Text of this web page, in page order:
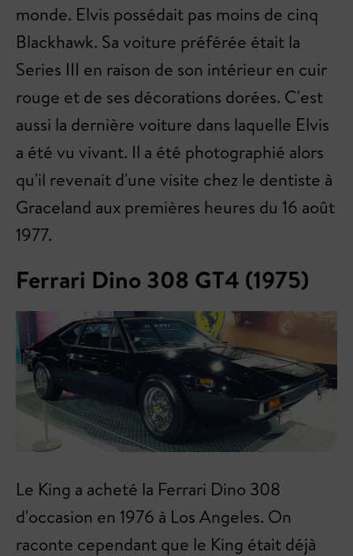
monde. Elvis possédait pas moins de cinq
Blackhawk. Sa voiture préférée était la
Series III en raison de son intérieur en cuir
rouge et de ses décorations dorées. C'est
aussi la dernière voiture dans laquelle Elvis
a été vu vivant. Il a été photographié alors
qu'il revenait d'une visite chez le dentiste à
Graceland aux premières heures du 16 août
1977.
Ferrari Dino 308 GT4 (1975)
Le King a acheté la Ferrari Dino 308
d'occasion en 1976 à Los Angeles. On
raconte cependant que le King était déjà